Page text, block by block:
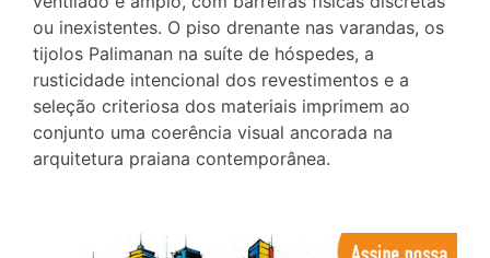
ou inexistentes. O piso drenante nas varandas, os
tijolos Palimanan na suíte de hóspedes, a
rusticidade intencional dos revestimentos e a
seleção criteriosa dos materiais imprimem ao
conjunto uma coerência visual ancorada na
arquitetura praiana contemporânea.